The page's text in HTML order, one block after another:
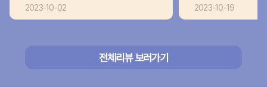
2023-10-02 2023-10-19
전체리뷰 보러가기